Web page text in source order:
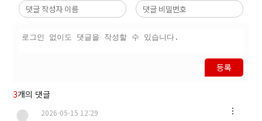
등록
3개의 댓글
2026-05-15 12:29